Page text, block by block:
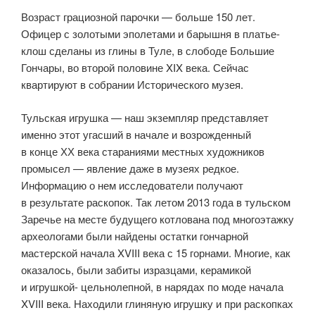
Возраст грациозной парочки — больше 150 лет.
Офицер с золотыми эполетами и барышня в платье-
клош сделаны из глины в Туле, в слободе Большие
Гончары, во второй половине XIX века. Сейчас
квартируют в собрании Исторического музея.
Тульская игрушка — наш экземпляр представляет
именно этот угасший в начале и возрожденный
в конце ХХ века стараниями местных художников
промысел — явление даже в музеях редкое.
Информацию о нем исследователи получают
в результате раскопок. Так летом 2013 года в тульском
Заречье на месте будущего котлована под многоэтажку
археологами были найдены остатки гончарной
мастерской начала XVIII века с 15 горнами. Многие, как
оказалось, были забиты изразцами, керамикой
и игрушкой- цельнолепной, в нарядах по моде начала
XVIII века. Находили глиняную игрушку и при раскопках